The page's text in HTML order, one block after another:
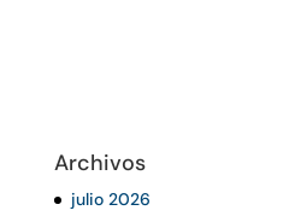
Archivos
julio 2026